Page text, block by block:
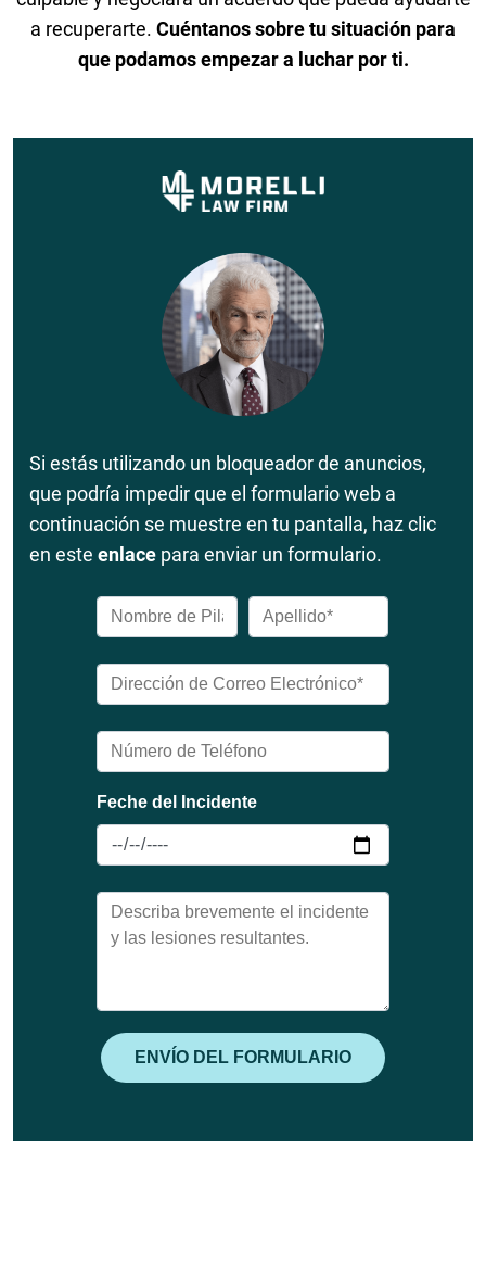
a recuperarte. Cuéntanos sobre tu situación para
que podamos empezar a luchar por ti.
Si estás utilizando un bloqueador de anuncios,
que podría impedir que el formulario web a
continuación se muestre en tu pantalla, haz clic
en este enlace para enviar un formulario.